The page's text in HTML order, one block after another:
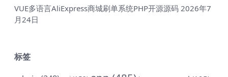
VUE多语言AliExpress商城刷单系统PHP开源源码 2026年7
月24日
标签